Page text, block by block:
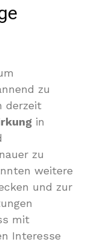
zu
derzeit
in
zu
weitere
und zur
mit
Interesse